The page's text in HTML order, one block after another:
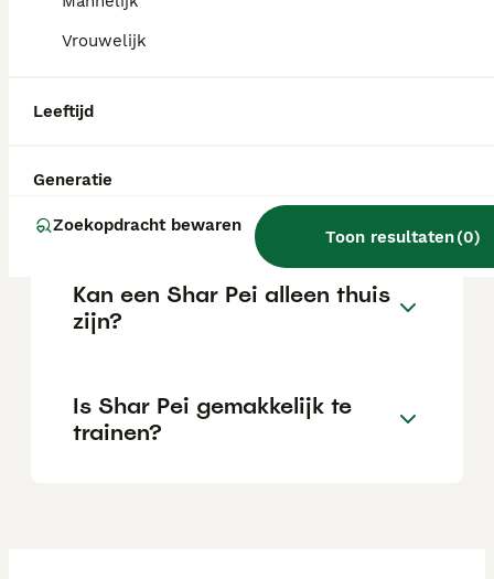
Vrouwelijk
Leeftijd
Generatie
Zoekopdracht bewaren
Toon resultaten(0)
Shar Pei?
Hoeveel jaar leeft een Shar
Kan een Shar Pei alleen thuis
zijn?
Is Shar Pei gemakkelijk te
trainen?